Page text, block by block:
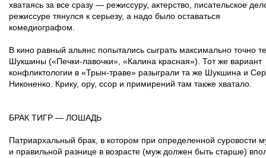
хватаясь за все сразу — режиссуру, актерство, писательское
режиссуре тянулся к серьезу, а надо было оставаться
комедиографом.
В кино равный альянс попытались сыграть максимально точно
Шукшины («Печки-лавочки», «Калина красная»). Тот же вариант
конфликтологии в «Трын-траве» разыграли та же Шукшина и
Никоненко. Крику, ору, ссор и примирений там также хватало.
БРАК ТИГР — ЛОШАДЬ
Патриархальный брак, в котором при определенной суровости
и правильной разнице в возрасте (муж должен быть старше)